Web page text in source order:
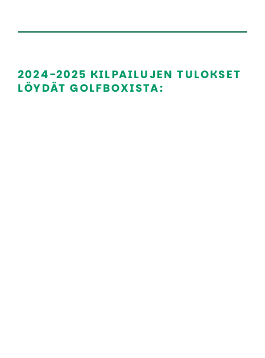
2024-2025 KILPAILUJEN TULOKSET
LÖYDÄT GOLFBOXISTA: